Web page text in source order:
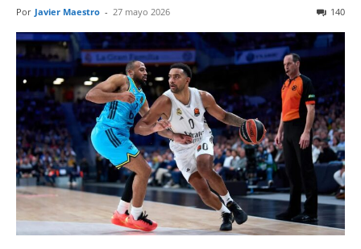
Por Javier Maestro - 27 mayo 2026 140